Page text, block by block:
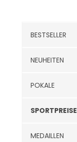
BESTSELLER
NEUHEITEN
POKALE
SPORTPREISE
MEDAILLEN